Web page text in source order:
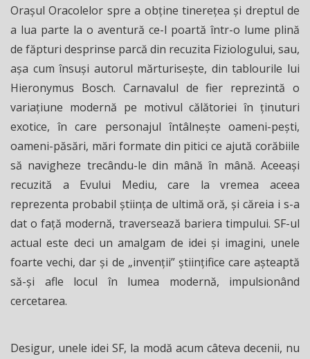
Oraşul Oracolelor spre a obţine tinereţea şi dreptul de
a lua parte la o aventură ce-l poartă într-o lume plină
de făpturi desprinse parcă din recuzita Fiziologului, sau,
aşa cum însuşi autorul mărturiseşte, din tablourile lui
Hieronymus Bosch. Carnavalul de fier reprezintă o
variaţiune modernă pe motivul călătoriei în ţinuturi
exotice, în care personajul întâlneşte oameni-peşti,
oameni-păsări, mări formate din pitici ce ajută corăbiile
să navigheze trecându-le din mână în mână. Aceeaşi
recuzită a Evului Mediu, care la vremea aceea
reprezenta probabil ştiinţa de ultimă oră, şi căreia i s-a
dat o faţă modernă, traversează bariera timpului. SF-ul
actual este deci un amalgam de idei şi imagini, unele
foarte vechi, dar şi de „invenţii” ştiinţifice care aşteaptă
să-şi afle locul în lumea modernă, impulsionând
cercetarea.
Desigur, unele idei SF, la modă acum câteva decenii, nu